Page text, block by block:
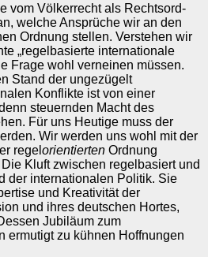
vom Völkerrecht als Rechts­ord­
welche Ansprüche wir an den
Ordnung stellen. Verstehen wir
„re­gelbasierte internationa­le
Frage wohl verneinen müssen.
Stand der ungezügelt
Konflikte ist von einer
steuernden Macht des
Für uns Heutige muss der
Wir werden uns wohl mit der
regel orientierten Ordnung
Kluft zwi­schen regelbasiert und
der internationa­len Politik. Sie
und Kreativität der
und ihres deutschen Hor­tes,
Jubiläum zum
ermutigt zu kühnen Hoffnungen